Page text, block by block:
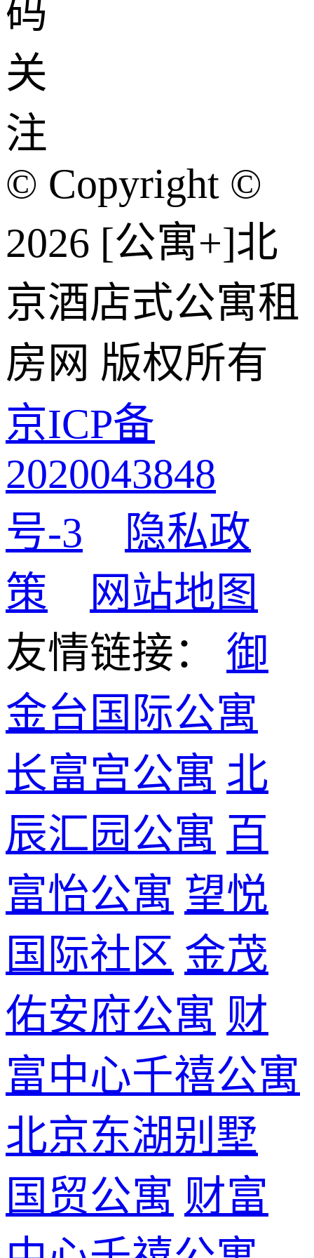
码
关
注
© Copyright ©
2026 [公寓+]北
京酒店式公寓租
房网 版权所有
京ICP备
2020043848
号-3
隐私政
策
网站地图
友情链接： 御
金台国际公寓
长富宫公寓 北
辰汇园公寓 百
富怡公寓 望悦
国际社区 金茂
佑安府公寓 财
富中心千禧公寓
北京东湖别墅
国贸公寓 财富